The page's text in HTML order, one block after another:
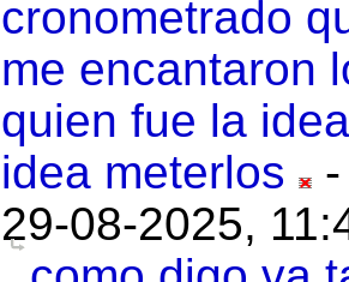
cronometrado
me encantaron
quien fue la
idea meterlos
29-08-2025,